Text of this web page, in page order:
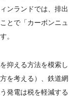
ンランドでは、排出
とで「カーボンニュ
。
抑える方法を模索し
を考える）、鉄道網
発電は税を軽減する